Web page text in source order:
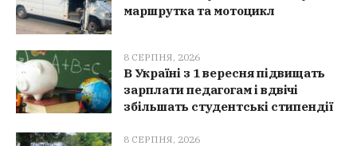
маршрутка та мотоцикл
8 СЕРПНЯ, 2026
В Україні з 1 вересня підвищать
зарплати педагогам і вдвічі
збільшать студентські стипендії
8 СЕРПНЯ, 2026